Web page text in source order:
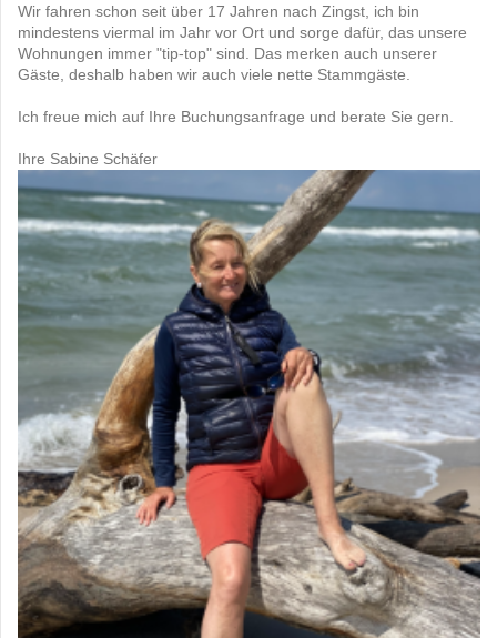
Wir fahren schon seit über 17 Jahren nach Zingst, ich bin
mindestens viermal im Jahr vor Ort und sorge dafür, das unsere
Wohnungen immer "tip-top" sind. Das merken auch unserer
Gäste, deshalb haben wir auch viele nette Stammgäste.
Ich freue mich auf Ihre Buchungsanfrage und berate Sie gern.
Ihre Sabine Schäfer